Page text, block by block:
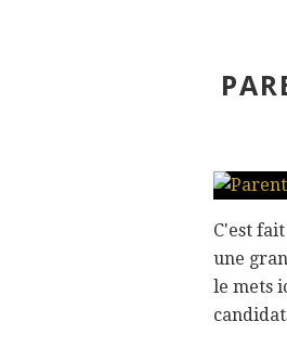
C'est
une
le mets